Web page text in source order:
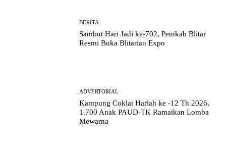
BERITA
Sambut Hari Jadi ke-702, Pemkab Blitar
Resmi Buka Blitarian Expo
ADVERTORIAL
Kampung Coklat Harlah ke -12 Th 2026,
1.700 Anak PAUD-TK Ramaikan Lomba
Mewarna